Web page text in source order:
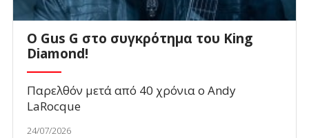
O Gus G στο συγκρότημα του King
Diamond!
Παρελθόν μετά από 40 χρόνια ο Andy
LaRocque
24/07/2026